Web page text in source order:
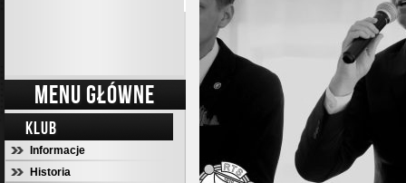
MENU GŁÓWNE
KLUB
Informacje
Historia